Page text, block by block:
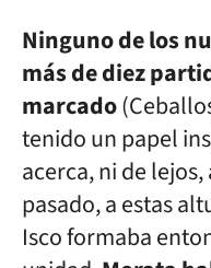
Ninguno de los
más de diez
marcado
tenido un papel
acerca, ni de
pasado, a estas
Isco formaba